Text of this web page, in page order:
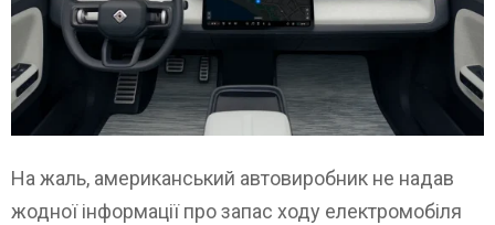
На жаль, американський автовиробник не надав
жодної інформації про запас ходу електромобіля